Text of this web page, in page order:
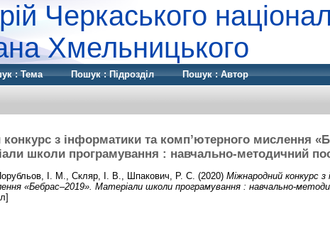
Черкаського
Хмельницького
: Тема Пошук : Підрозділ Пошук : Автор
з інформатики та комп’ютерного мислення
школи програмування : навчально-методичний
І. М. Скляр, І. В. Шпакович, Р. С. (2020) Міжнародний конкурс
«Бебрас–2019». Матеріали школи програмування : навчально-